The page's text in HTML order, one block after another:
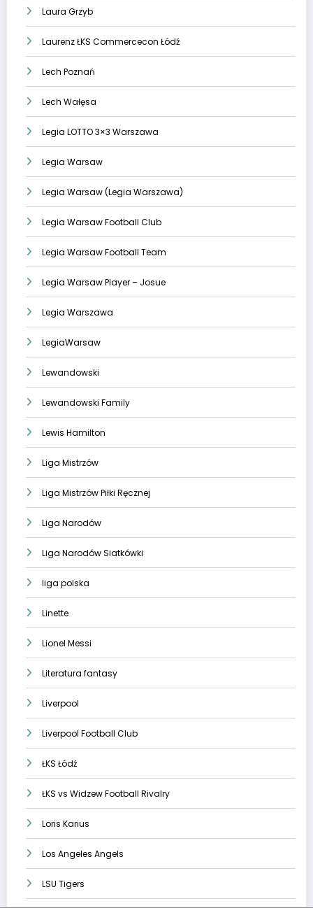
Laura Grzyb
Laurenz ŁKS Commercecon Łódź
Lech Poznań
Lech Wałęsa
Legia LOTTO 3×3 Warszawa
Legia Warsaw
Legia Warsaw (Legia Warszawa)
Legia Warsaw Football Club
Legia Warsaw Football Team
Legia Warsaw Player – Josue
Legia Warszawa
LegiaWarsaw
Lewandowski
Lewandowski Family
Lewis Hamilton
Liga Mistrzów
Liga Mistrzów Piłki Ręcznej
Liga Narodów
Liga Narodów Siatkówki
liga polska
Linette
Lionel Messi
Literatura fantasy
Liverpool
Liverpool Football Club
ŁKS Łódź
ŁKS vs Widzew Football Rivalry
Loris Karius
Los Angeles Angels
LSU Tigers